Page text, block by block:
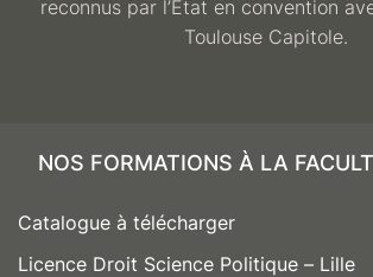
reconnus par l’État en convention
Toulouse Capitole.
NOS FORMATIONS À LA
Catalogue à télécharger
Licence Droit Science Politique – Lille